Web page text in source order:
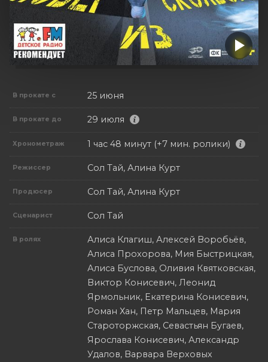
В прокате с 25 июня
В прокате до 29 июля
Хронометраж 1 час 48 минут (+7 мин. ролики)
Режиссер Сол Тай, Алина Курт
Продюсер Сол Тай, Алина Курт
Сценарист Сол Тай
В ролях
Алиса Клагиш, Алексей Воробьёв,
Алиса Прохорова, Мия Быстрицкая,
Алиса Буслова, Оливия Квятковская,
Виктор Конисевич, Леонид
Ярмольник, Екатерина Конисевич,
Роман Хан, Петр Мальцев, Мария
Староторжская, Севастьян Бугаев,
Ярослава Конисевич, Александр
Удалов, Варвара Верховых